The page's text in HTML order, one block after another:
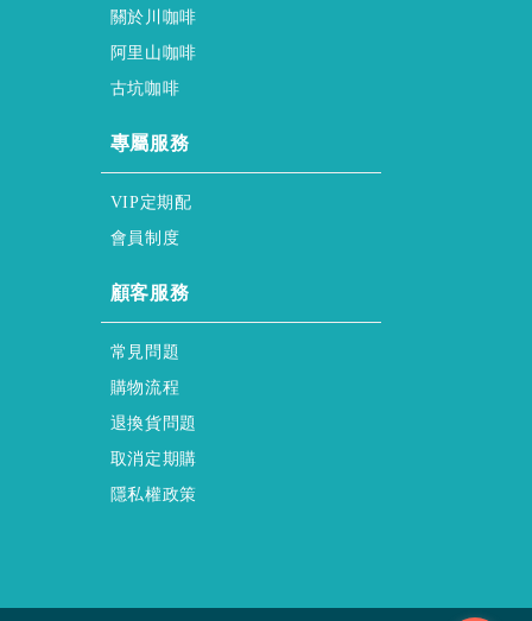
關於川咖啡
Alisan & Coffee
阿里山咖啡
Gukeng & Coffee
古坑咖啡
專屬服務
regular & purchase
VIP定期配
membership & policy
會員制度
顧客服務
FAQs
常見問題
Shopping & Process
購物流程
Returns & Exchanges
退換貨問題
regular & purchase Form
取消定期購
privacy-policy
隱私權政策